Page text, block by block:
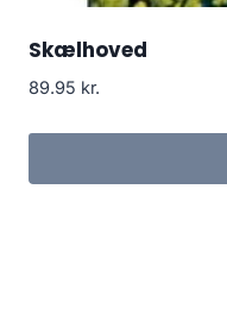
Skælhoved
89.95 kr.